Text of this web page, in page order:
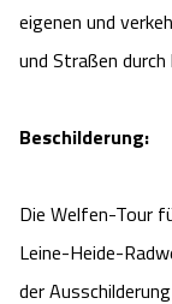
eigenen und
und Straßen
Beschilderung:
Die Welfen-Tour
Leine-Heide-
der